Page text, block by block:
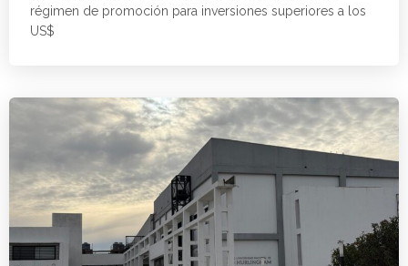
régimen de promoción para inversiones superiores a los
US$